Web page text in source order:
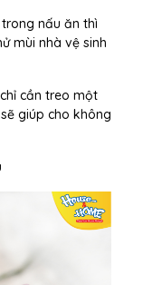
nấu ăn thì
mùi nhà vệ sinh
cần treo một
giúp cho không